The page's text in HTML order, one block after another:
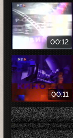
00:12
00:11